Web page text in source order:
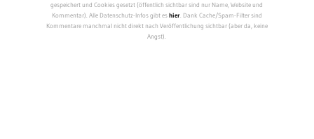
gespeichert und Cookies gesetzt (öffentlich sichtbar sind nur Name, Website und
Kommentar). Alle Datenschutz-Infos gibt eshier. Dank Cache/Spam-Filter sind
Kommentare manchmal nicht direkt nach Veröffentlichung sichtbar (aber da, keine
Angst).